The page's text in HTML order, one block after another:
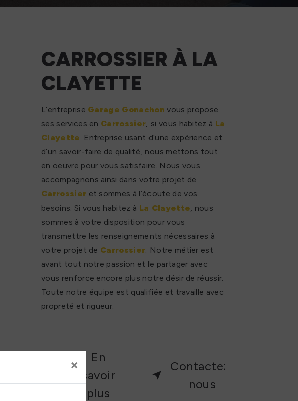
×
CARROSSIER À LA
CLAYETTE
L’entreprise Garage Gonachon vous propose
ses services en Carrossier, si vous habitez à La
Clayette. Entreprise usant d’une expérience et
d’un savoir-faire de qualité, nous mettons tout
en oeuvre pour vous satisfaire. Nous vous
accompagnons ainsi dans votre projet de
Carrossier et sommes à l’écoute de vos
besoins. Si vous habitez à La Clayette, nous
sommes à votre disposition pour vous
transmettre les renseignements nécessaires à
votre projet de Carrossier. Notre métier est
avant tout notre passion et le partager avec
vous renforce encore plus notre désir de réussir.
Toute notre équipe est qualifiée et travaille avec
propreté et rigueur.
En
savoir
plus
Contactez-
nous